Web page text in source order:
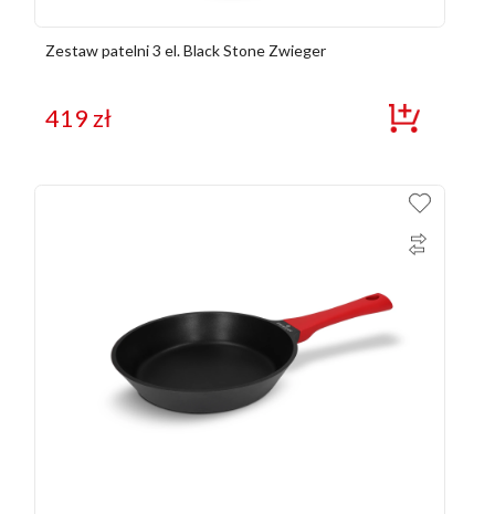
Zestaw patelni 3 el. Black Stone Zwieger
419zł